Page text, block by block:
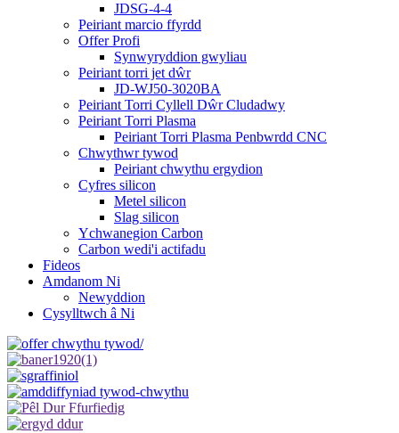
JDSG-4-4
Peiriant marcio ffyrdd
Offer Profi
Synwyryddion gwyliau
Peiriant torri jet dŵr
JD-WJ50-3020BA
Peiriant Torri Cyllell Dŵr Cludadwy
Peiriant Torri Plasma
Peiriant Torri Plasma Penbwrdd CNC
Chwythwr tywod
Peiriant chwythu ergydion
Cyfres silicon
Metel silicon
Slag silicon
Ychwanegion Carbon
Carbon wedi'i actifadu
Fideos
Amdanom Ni
Newyddion
Cysylltwch â Ni